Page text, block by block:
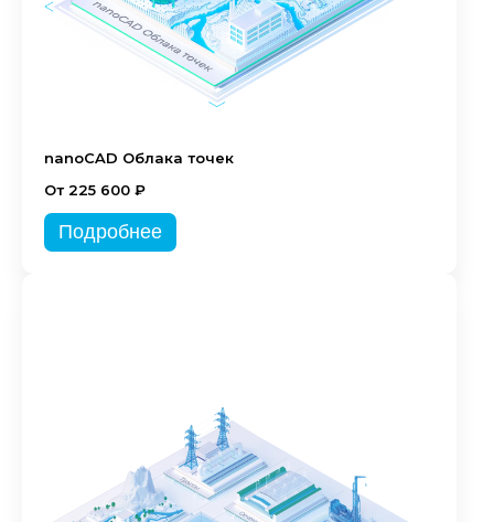
nanoCAD Облака точек
От 225 600 ₽
Подробнее